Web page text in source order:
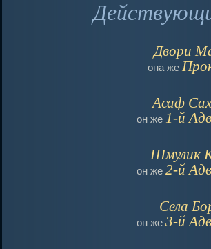
Двори
она же
Асаф
он же 1-й
Шмулик
он же 2-й
Села
он же 3-й